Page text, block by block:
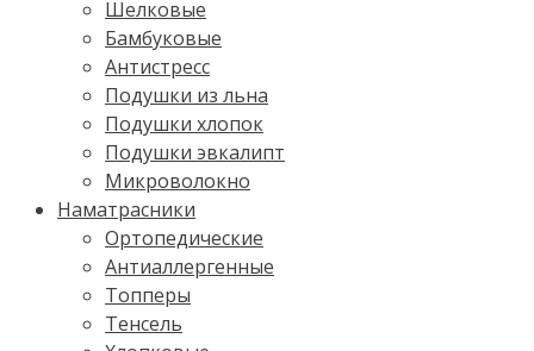
Шелковые
Бамбуковые
Антистресс
Подушки из льна
Подушки хлопок
Подушки эвкалипт
Микроволокно
Наматрасники
Ортопедические
Антиаллергенные
Топперы
Тенсель